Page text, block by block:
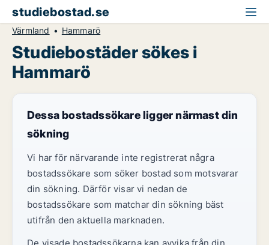
studiebostad.se
Värmland Hammarö
Studiebostäder sökes i
Hammarö
Dessa bostadssökare ligger närmast din
sökning
Vi har för närvarande inte registrerat några
bostadssökare som söker bostad som motsvarar
din sökning. Därför visar vi nedan de
bostadssökare som matchar din sökning bäst
utifrån den aktuella marknaden.